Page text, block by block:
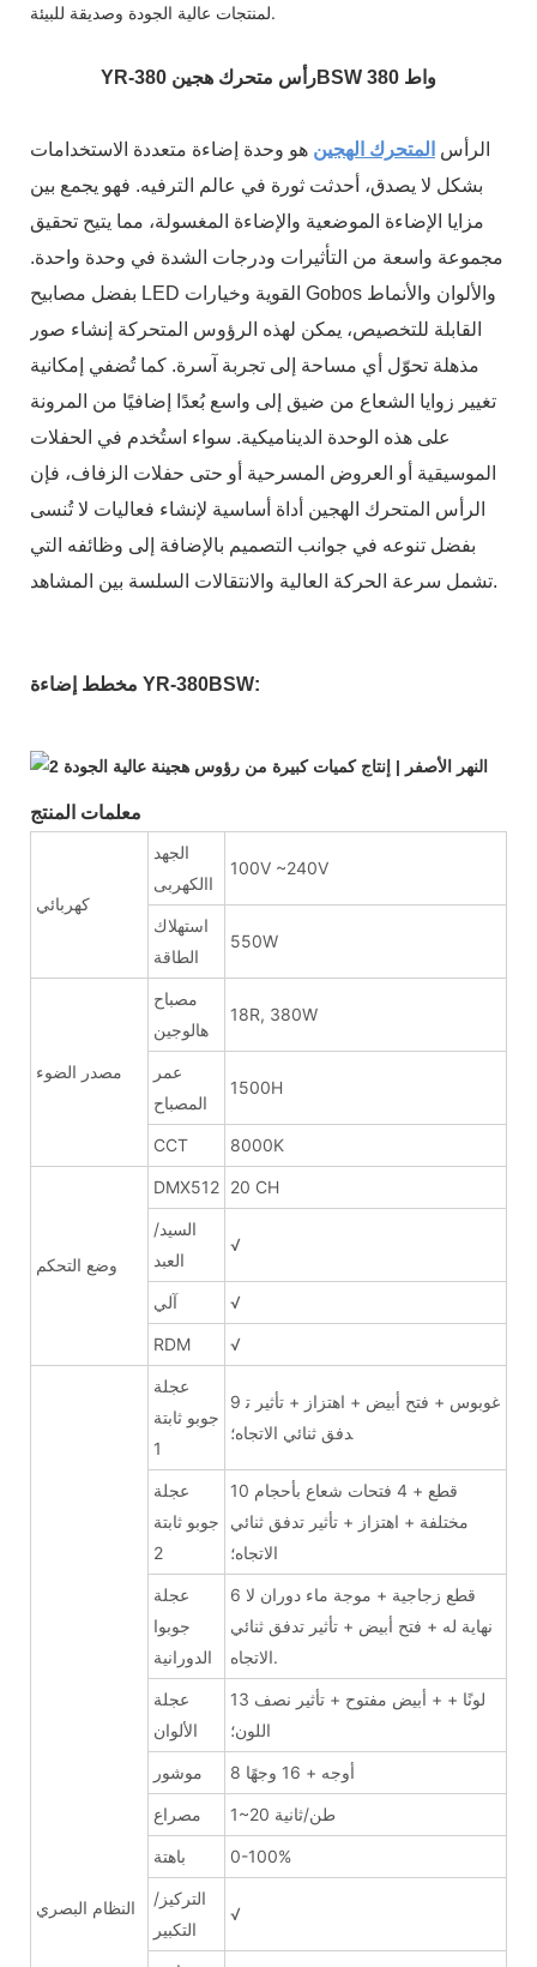
لمنتجات عالية الجودة وصديقة للبيئة.
YR-3 رأس متحرك هجين 80BSW 380 واط
الرأس المتحرك الهجين هو وحدة إضاءة متعددة الاستخدامات
بشكل لا يصدق، أحدثت ثورة في عالم الترفيه. فهو يجمع بين
مزايا الإضاءة الموضعية والإضاءة المغسولة، مما يتيح تحقيق
مجموعة واسعة من التأثيرات ودرجات الشدة في وحدة واحدة.
بفضل مصابيح LED القوية وخيارات Gobos والألوان والأنماط
القابلة للتخصيص، يمكن لهذه الرؤوس المتحركة إنشاء صور
مذهلة تحوّل أي مساحة إلى تجربة آسرة. كما تُضفي إمكانية
تغيير زوايا الشعاع من ضيق إلى واسع بُعدًا إضافيًا من المرونة
على هذه الوحدة الديناميكية. سواء استُخدم في الحفلات
الموسيقية أو العروض المسرحية أو حتى حفلات الزفاف، فإن
الرأس المتحرك الهجين أداة أساسية لإنشاء فعاليات لا تُنسى
بفضل تنوعه في جوانب التصميم بالإضافة إلى وظائفه التي
تشمل سرعة الحركة العالية والانتقالات السلسة بين المشاهد.
مخطط إضاءة YR-380BSW:
كهربائي
الجهد
االكهربى
100V ~240V
استهلاك
الطاقة
550W
مصدر الضوء
مصباح
هالوجين
18R, 380W
عمر
المصباح
1500H
CCT 8000K
وضع التحكم
DMX512 20 CH
السيد/
العبد
√
آلي √
RDM √
النظام البصري
عجلة
جوبو ثابتة
1
9 غوبوس + فتح أبيض + اهتزاز + تأثير ت
دفق ثنائي الاتجاه؛
عجلة
جوبو ثابتة
2
10 قطع + 4 فتحات شعاع بأحجام
مختلفة + اهتزاز + تأثير تدفق ثنائي
الاتجاه؛
عجلة
جوبوا
الدورانية
6 قطع زجاجية + موجة ماء دوران لا
نهاية له + فتح أبيض + تأثير تدفق ثنائي
الاتجاه.
عجلة
الألوان
13 لونًا + + أبيض مفتوح + تأثير نصف
اللون؛
موشور 8 أوجه + 16 وجهًا
مصراع 1~20 طن/ثانية
باهتة 0-100%
التركيز/
التكبير
√